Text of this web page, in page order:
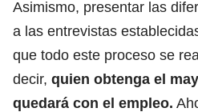
Asimismo, presentar las
a las entrevistas
que todo este proceso se
decir, quien obtenga el
quedará con el empleo.